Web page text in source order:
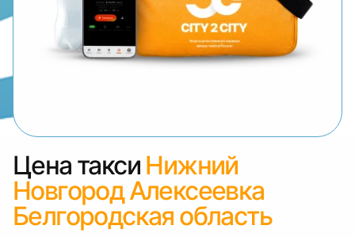
Цена такси Нижний
Новгород Алексеевка
Белгородская область